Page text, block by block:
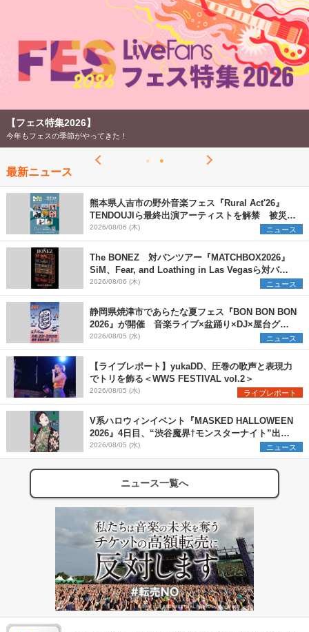
【フェス特集2026】
今年もフェスの季節がやってきた！
最新ニュース
熊本県人吉市の野外音楽フェス『Rural Act'26』
TENDOUJIら最終出演アーティストを解禁 被災地
支援プロジェクトの始動も発表
2026/08/06 (木) ニュース
The BONEZ 対バンツアー『MATCHBOX2026』
SiM、Fear, and Loathing in Las Vegasら対バン
アーティストを一斉解禁
2026/08/06 (木) ニュース
静岡県焼津市であらたな夏フェス『BON BON BON
2026』が開催 音楽ライブ×盆踊り×DJ×屋台グル
メ×ランタンナイトで彩る2日間
2026/08/05 (水) ニュース
【ライブレポート】yukaDD、圧巻の歌声と表現力
でトリを飾る＜WWS FESTIVAL vol.2＞
2026/08/05 (水) ライブレポート
V系ハロウィンイベント『MASKED HALLOWEEN
2026』4日目、“渋谷魔界†モンスターナイト”出演6
組を発表
2026/08/05 (水) ニュース
ニュース一覧へ